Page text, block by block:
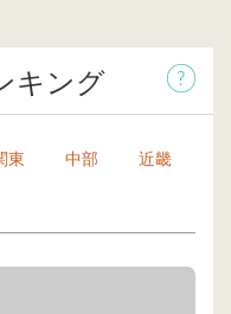
キング
東 中部 近畿